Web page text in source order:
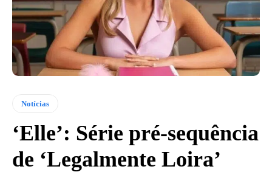
Notícias
‘Elle’: Série pré-sequência
de ‘Legalmente Loira’